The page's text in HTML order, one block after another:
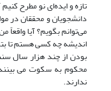
تازه و ایده‌ای نو مطرح
دانشجویان و محققان در
می‌توانم بگویم؟ آیا
اندیشه چه کسی هستم تا
بودن از چند هزار سال
محکوم به سکوت می
ندارند.